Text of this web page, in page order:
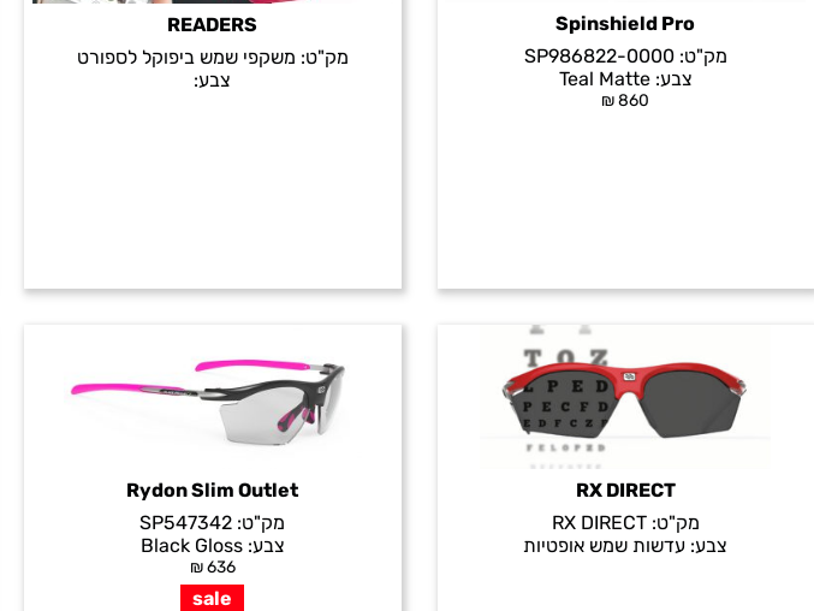
Spinshield Pro
מק"ט:SP986822-0000
צבע:Teal Matte
₪860
READERS
מק"ט: משקפי שמש ביפוקל לספורט
צבע:
RX DIRECT
מק"ט:RX DIRECT
צבע: עדשות שמש אופטיות
Rydon Slim Outlet
מק"ט: SP547342
צבע:Black Gloss
₪636
sale